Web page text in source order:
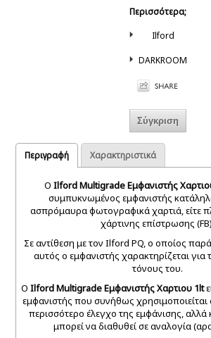
Περισσότερα;
Ilford
DARKROOM
Περιγραφή Χαρακτηριστικά
Ο Ilford Multigrade Εμφανιστής
συμπυκνωμένος εμφανιστής
ασπρόμαυρα φωτογραφικά χαρτιά, είτε
χάρτινης επίστρωσης
Σε αντίθεση με τον Ilford PQ, ο οποίος
αυτός ο εμφανιστής χαρακτηρίζεται για
τόνους του.
Ο Ilford Multigrade Εμφανιστής Χαρτιου 1lt
εμφανιστής που συνήθως χρησιμοποιείται
περισσότερο έλεγχο της εμφάνισης, αλλά
μπορεί να διαθυθεί σε αναλογία